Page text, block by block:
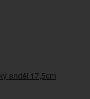
anděl 17,5cm